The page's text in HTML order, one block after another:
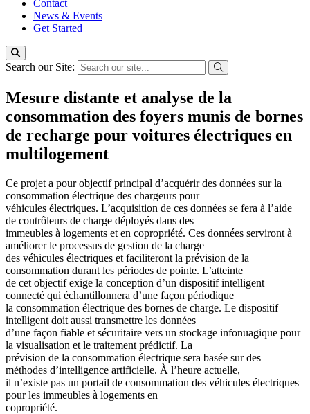
Contact
News & Events
Get Started
Search our Site:
Mesure distante et analyse de la
consommation des foyers munis de bornes
de recharge pour voitures électriques en
multilogement
Ce projet a pour objectif principal d’acquérir des données sur la
consommation électrique des chargeurs pour
véhicules électriques. L’acquisition de ces données se fera à l’aide
de contrôleurs de charge déployés dans des
immeubles à logements et en copropriété. Ces données serviront à
améliorer le processus de gestion de la charge
des véhicules électriques et faciliteront la prévision de la
consommation durant les périodes de pointe. L’atteinte
de cet objectif exige la conception d’un dispositif intelligent
connecté qui échantillonnera d’une façon périodique
la consommation électrique des bornes de charge. Le dispositif
intelligent doit aussi transmettre les données
d’une façon fiable et sécuritaire vers un stockage infonuagique pour
la visualisation et le traitement prédictif. La
prévision de la consommation électrique sera basée sur des
méthodes d’intelligence artificielle. À l’heure actuelle,
il n’existe pas un portail de consommation des véhicules électriques
pour les immeubles à logements en
copropriété.